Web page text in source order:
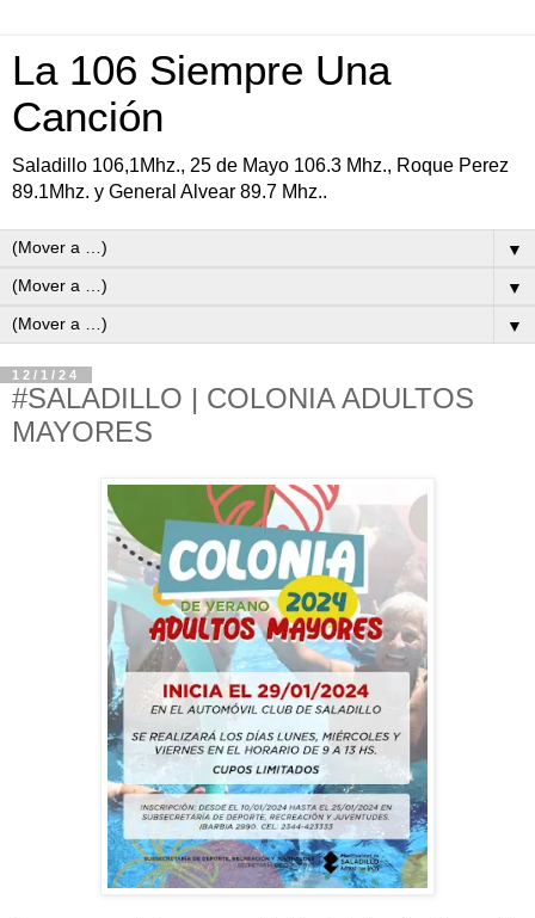
La 106 Siempre Una
Canción
Saladillo 106,1Mhz., 25 de Mayo 106.3 Mhz., Roque Perez
89.1Mhz. y General Alvear 89.7 Mhz..
▼
▼
▼
12/1/24
#SALADILLO | COLONIA ADULTOS
MAYORES